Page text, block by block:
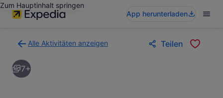
Zum Hauptinhalt springen
App herunterladen
Alle Aktivitäten anzeigen
zur
Ergebnisseite
für
Teilen
7+